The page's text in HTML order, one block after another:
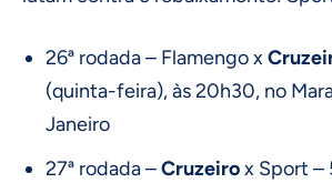
26ª rodada – Flamengo x
(quinta-feira), às 20h30, no
Janeiro
27ª rodada –Cruzeirox Sport –